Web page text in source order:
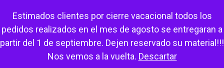
Estimados clientes por cierre vacacional todos los
pedidos realizados en el mes de agosto se entregaran a
partir del 1 de septiembre. Dejen reservado su material!!!
Nos vemos a la vuelta. Descartar
Mi cuenta Carrito Favoritos Escuchar